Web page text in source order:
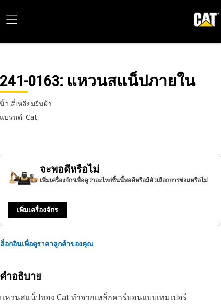
241-0163: แหวนสแน็ปภายใน
นิ้ว สี่เหลี่ยมผืนผ้า
แบรนด์: Cat
จะพอดีหรือไม่
เพิ่มเครื่องจักรเพื่อดูว่าอะไหล่ชิ้นนี้พอดีหรือมีตัวเลือกการซ่อมหรือไม่
เพิ่มเครื่องจักร
ล็อกอินเพื่อดูราคาลูกค้าของคุณ
คำอธิบาย
แหวนสแน็ปของ Cat ทำจากเหล็กคาร์บอนแบบเทมเปอร์